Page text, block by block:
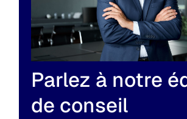
Parlez à notre
de conseil